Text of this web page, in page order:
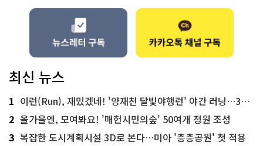
최신 뉴스
1 이런(Run), 재밌겠네! '양재천 달빛야행런' 야간 러닝…300명 모집
2 올가을엔, 모여봐요! '매헌시민의숲' 50여개 정원 조성
3 복잡한 도시계획시설 3D로 본다…미아 '층층공원' 첫 적용